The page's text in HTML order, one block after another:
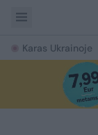
Karas Ukrainoje